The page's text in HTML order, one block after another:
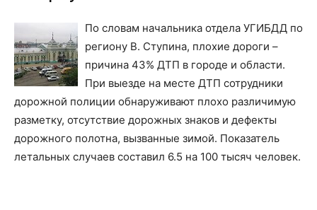
По словам начальника отдела УГИБДД по
региону В. Ступина, плохие дороги –
причина 43% ДТП в городе и области.
При выезде на месте ДТП сотрудники
дорожной полиции обнаруживают плохо различимую
разметку, отсутствие дорожных знаков и дефекты
дорожного полотна, вызванные зимой. Показатель
летальных случаев составил 6.5 на 100 тысяч человек.